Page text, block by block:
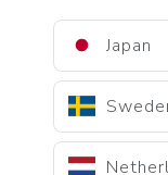
Japan